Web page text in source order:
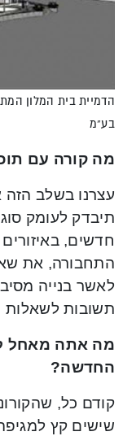
הדמיית בית המלון
בע”מ
מה קורה עם
עצרנו בשלב הזה
תיבדק לעומק
חדשים,
התחבורה, את
לאשר בנייה
תשובות לשאלות
מה אתה מאחל
החדשה?
קודם כל,
שישים קץ